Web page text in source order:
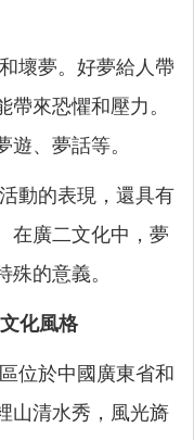
壞夢。好夢給人帶
來恐懼和壓力。
、夢話等。
動的表現，還具有
在廣二文化中，夢
殊的意義。
化風格
位於中國廣東省和
山清水秀，風光旖